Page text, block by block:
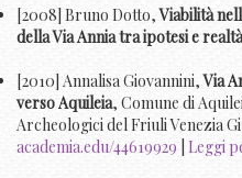
[2008] Bruno Dotto,Viabilità
della Via Annia tra ipotesi e realtà
[2010] Annalisa Giovannini,Via
verso Aquileia, Comune di
Archeologici del Friuli Venezia
academia.edu/44619929 Leggi